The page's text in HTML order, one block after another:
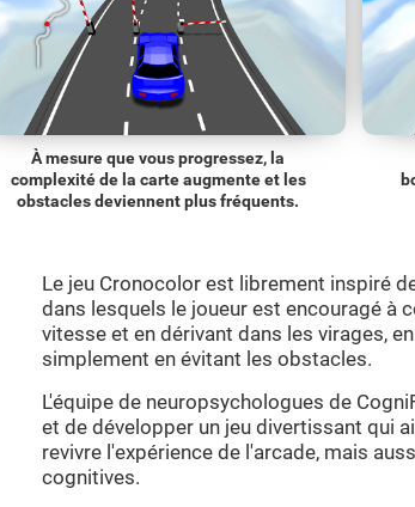
À mesure que vous progressez, la
complexité de la carte augmente et les
obstacles deviennent plus fréquents.
Le jeu Cronocolor est librement inspiré
dans lesquels le joueur est encouragé à
vitesse et en dérivant dans les virages,
simplement en évitant les obstacles.
L'équipe de neuropsychologues de
et de développer un jeu divertissant qui
revivre l'expérience de l'arcade, mais
cognitives.